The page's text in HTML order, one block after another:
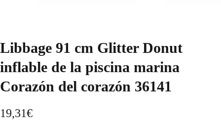
Libbage 91 cm Glitter Donut
inflable de la piscina marina
Corazón del corazón 36141
19,31€